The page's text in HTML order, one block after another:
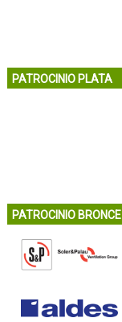
PATROCINIO PLATA
PATROCINIO BRONCE